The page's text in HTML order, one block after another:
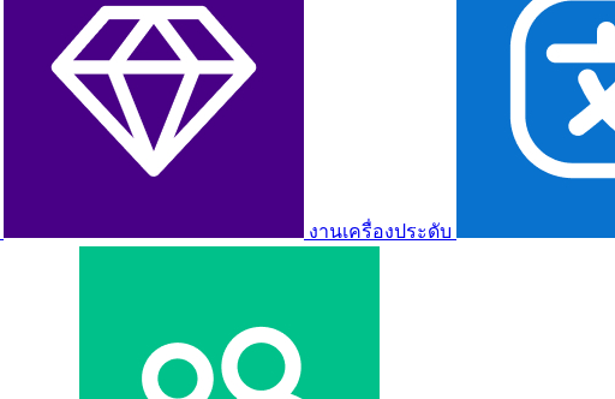
งานเครื่องประดับ